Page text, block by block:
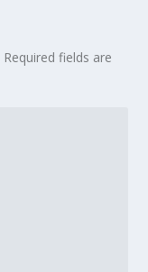
Required fields are